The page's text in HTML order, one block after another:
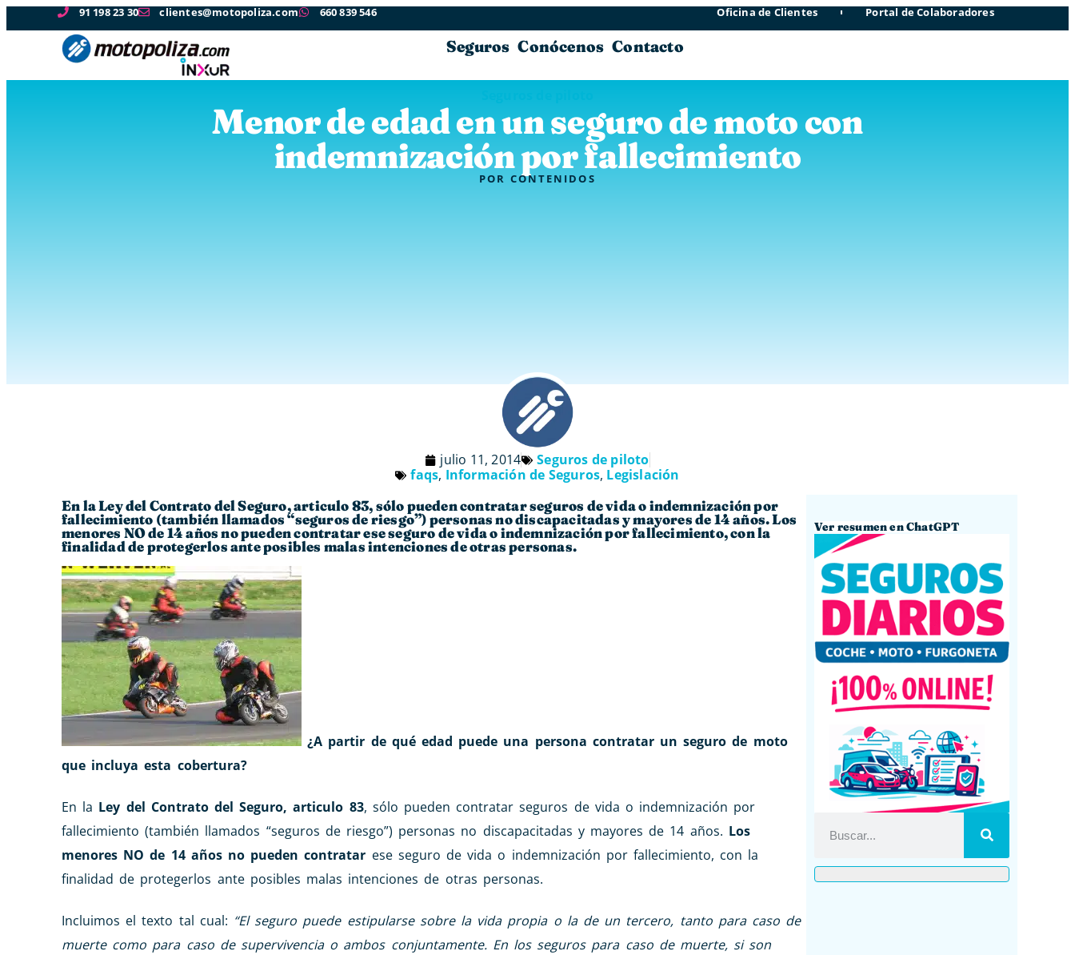
91 198 23 30 clientes@motopoliza.com 660 839 546 Oficina de Clientes Portal de Colaboradores
Seguros Conócenos Contacto
Menor de edad en un seguro de moto con
indemnización por fallecimiento
POR CONTENIDOS
julio 11, 2014
Seguros de piloto
faqs, Información de Seguros, Legislación
En la Ley del Contrato del Seguro, articulo 83, sólo pueden contratar seguros de vida o indemnización por
fallecimiento (también llamados “seguros de riesgo”) personas no discapacitadas y mayores de 14 años. Los
menores NO de 14 años no pueden contratar ese seguro de vida o indemnización por fallecimiento, con la
finalidad de protegerlos ante posibles malas intenciones de otras personas.
¿A partir de qué edad puede una persona contratar un seguro de moto
que incluya esta cobertura?
En la Ley del Contrato del Seguro, articulo 83, sólo pueden contratar seguros de vida o indemnización por
fallecimiento (también llamados “seguros de riesgo”) personas no discapacitadas y mayores de 14 años. Los
menores NO de 14 años no pueden contratar ese seguro de vida o indemnización por fallecimiento, con la
finalidad de protegerlos ante posibles malas intenciones de otras personas.
Incluimos el texto tal cual: “El seguro puede estipularse sobre la vida propia o la de un tercero, tanto para caso de
muerte como para caso de supervivencia o ambos conjuntamente. En los seguros para caso de muerte, si son
Ver resumen en ChatGPT